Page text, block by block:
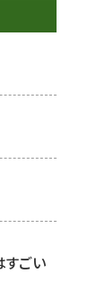
すごい